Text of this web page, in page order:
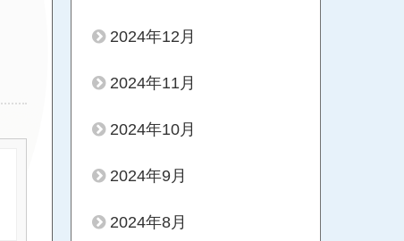
2024年12月
2024年11月
2024年10月
2024年9月
2024年8月